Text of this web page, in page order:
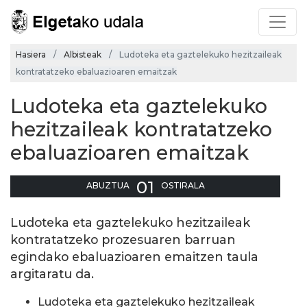
Hasiera Albisteak
Ludoteka eta gaztelekuko hezitzaileak
kontratatzeko ebaluazioaren emaitzak
Ludoteka eta gaztelekuko
hezitzaileak kontratatzeko
ebaluazioaren emaitzak
ABUZTUA 01 OSTIRALA
Ludoteka eta gaztelekuko hezitzaileak
kontratatzeko prozesuaren barruan
egindako ebaluazioaren emaitzen taula
argitaratu da.
Ludoteka eta gaztelekuko hezitzaileak